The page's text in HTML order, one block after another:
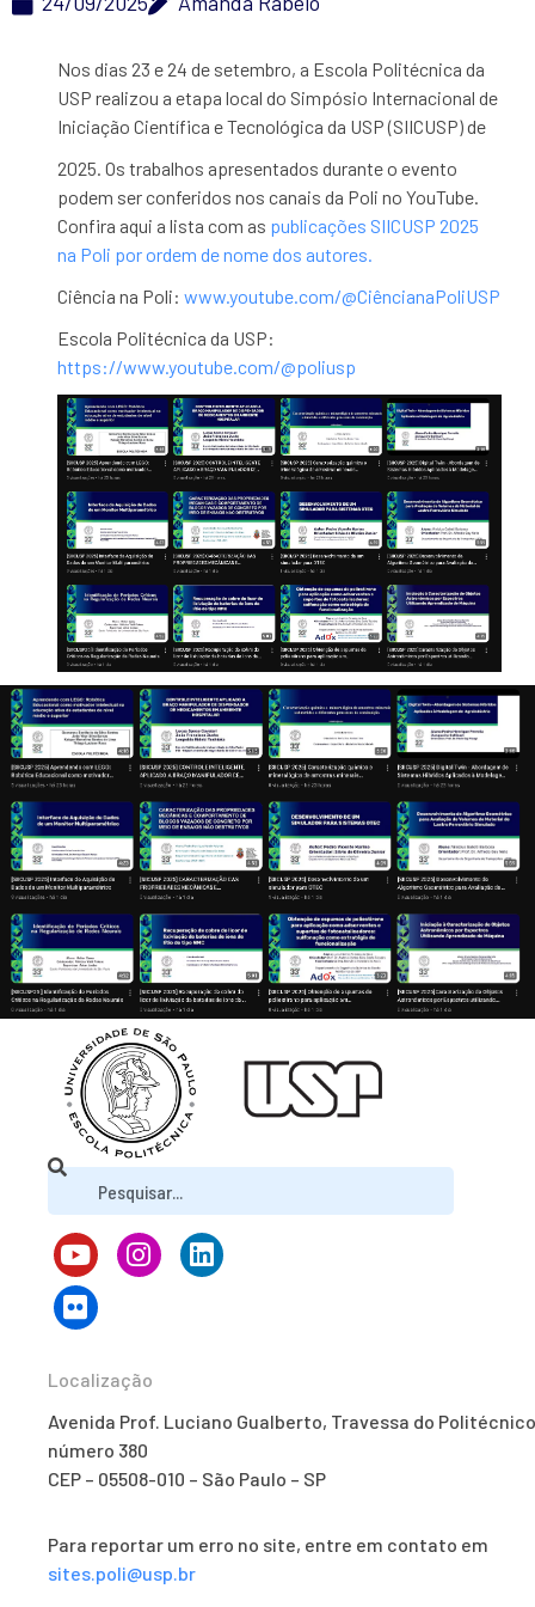
Nos dias 23 e 24 de setembro, a Escola Politécnica da
USP realizou a etapa local do Simpósio Internacional de
Iniciação Científica e Tecnológica da USP (SIICUSP) de
2025. Os trabalhos apresentados durante o evento
podem ser conferidos nos canais da Poli no YouTube.
Confira aqui a lista com as publicações SIICUSP 2025
na Poli por ordem de nome dos autores.
Ciência na Poli:www.youtube.com/@CiêncianaPoliUSP
Escola Politécnica da USP:
https://www.youtube.com/@poliusp
Localização
Avenida Prof. Luciano Gualberto, Travessa do
número 380
CEP – 05508-010 – São Paulo – SP
Para reportar um erro no site, entre em contato em
sites.poli@usp.br